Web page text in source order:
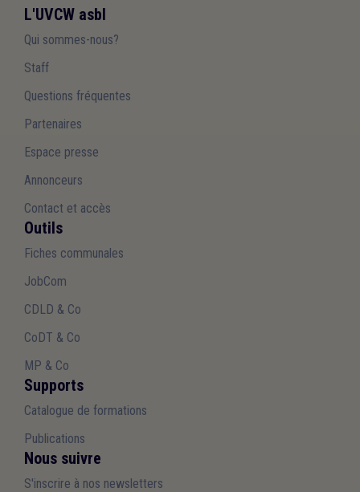
L'UVCW asbl
Qui sommes-nous?
Staff
Questions fréquentes
Partenaires
Espace presse
Annonceurs
Contact et accès
Outils
Fiches communales
JobCom
CDLD & Co
CoDT & Co
MP & Co
Supports
Catalogue de formations
Publications
Nous suivre
S'inscrire à nos newsletters